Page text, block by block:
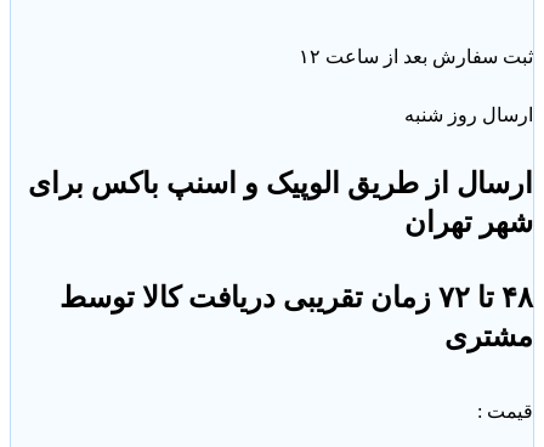
سفارش بعد از ساعت ۱۲
روز شنبه
از طریق الوپیک و اسنپ باکس برای
تهران
۴۸ تا ۷۲ زمان تقریبی دریافت کالا توسط
: